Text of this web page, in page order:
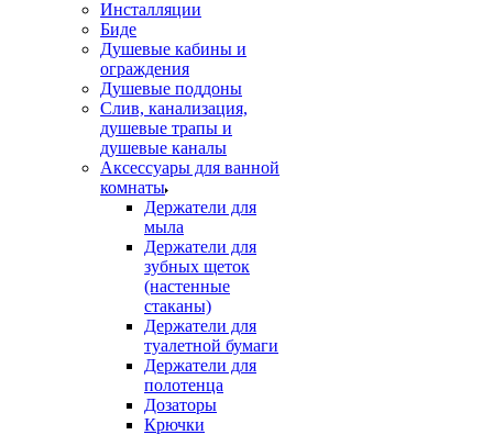
Инсталляции
Биде
Душевые кабины и
ограждения
Душевые поддоны
Слив, канализация,
душевые трапы и
душевые каналы
Аксессуары для ванной
комнаты
Держатели для
мыла
Держатели для
зубных щеток
(настенные
стаканы)
Держатели для
туалетной бумаги
Держатели для
полотенца
Дозаторы
Крючки